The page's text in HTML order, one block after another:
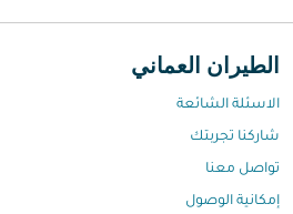
الطيران العماني
الاسئلة الشائعة
شاركنا تجربتك
تواصل معنا
إمكانية الوصول